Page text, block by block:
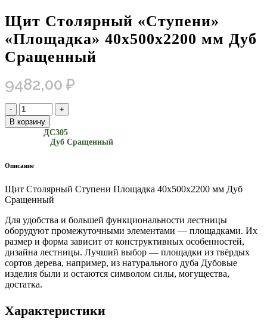
Щит Столярный «Ступени»
«Площадка» 40х500х2200 мм Дуб
Сращенный
9482,00 ₽
В корзину
ДС305
Дуб Сращенный
Описание
Щит Столярный Ступени Площадка 40х500х2200 мм Дуб
Сращенный
Для удобства и большей функциональности лестницы
оборудуют промежуточными элементами — площадками. Их
размер и форма зависит от конструктивных особенностей,
дизайна лестницы. Лучший выбор — площадки из твёрдых
сортов дерева, например, из натурального дуба Дубовые
изделия были и остаются символом силы, могущества,
достатка.
Характеристики